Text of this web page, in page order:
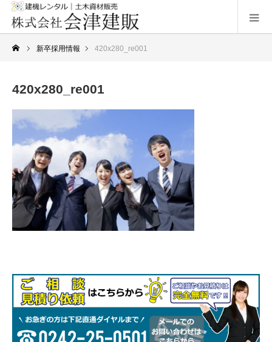
新卒採用情報 420x280_re001
420x280_re001